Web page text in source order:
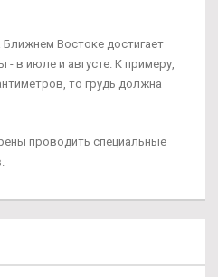
Востоке достигает
в июле и августе. К примеру,
то грудь должна
проводить специальные